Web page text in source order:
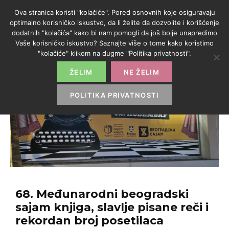
68. Međunarodni beogradski
sajam knjiga, slavlje pisane reči i
rekordan broj posetilaca
Ova stranica koristi "kolačiće". Pored osnovnih koje osiguravaju
optimalno korisničko iskustvo, da li želite da dozvolite i korišćenje
dodatnih "kolačića" kako bi nam pomogli da još bolje unapredimo
Vaše korisničko iskustvo? Saznajte više o tome kako koristimo
"kolačiće" klikom na dugme "Politika privatnosti".
ŽELIM NE ŽELIM
POLITIKA PRIVATNOSTI